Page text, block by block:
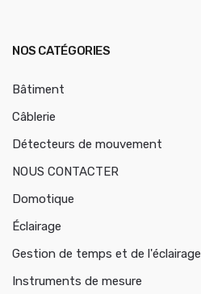
NOS CATÉGORIES
Bâtiment
Câblerie
Détecteurs de mouvement
NOUS CONTACTER
Domotique
Éclairage
Gestion de temps et de l'éclairage
Instruments de mesure